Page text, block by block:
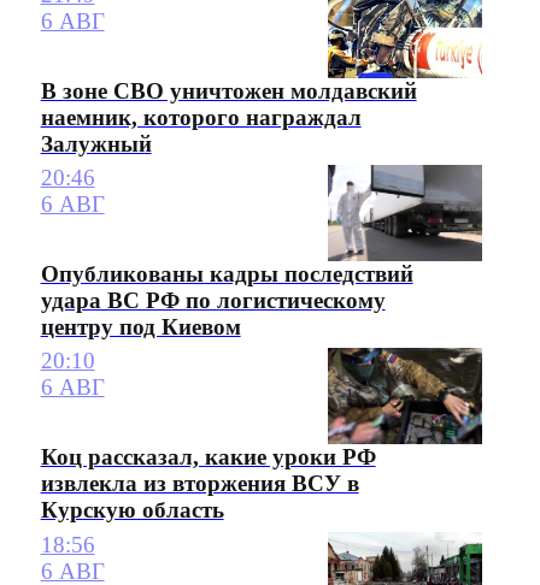
6 АВГ
В зоне СВО уничтожен молдавский
наемник, которого награждал
Залужный
20:46
6 АВГ
Опубликованы кадры последствий
удара ВС РФ по логистическому
центру под Киевом
20:10
6 АВГ
Коц рассказал, какие уроки РФ
извлекла из вторжения ВСУ в
Курскую область
18:56
6 АВГ